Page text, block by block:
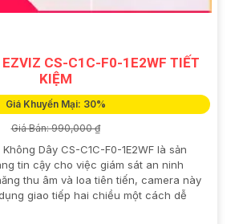
EZVIZ CS-C1C-F0-1E2WF TIẾT
KIỆM
Giá Khuyến Mại: 30%
Giá Bán: 990,000 ₫
Dây CS-C1C-F0-1E2WF là sản
tin cậy cho việc giám sát an ninh
thu âm và loa tiên tiến, camera này
giao tiếp hai chiều một cách dễ